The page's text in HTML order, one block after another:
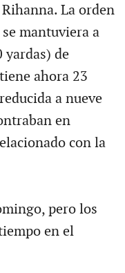
La orden
mantuviera a
yardas) de
ahora 23
a nueve
en
con la
pero los
en el